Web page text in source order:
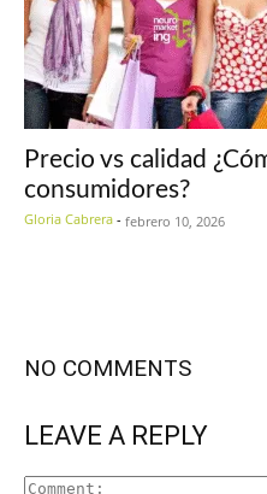
Precio vs calidad
consumidores?
Gloria Cabrera - febrero 10, 2026
NO COMMENTS
LEAVE A REPLY